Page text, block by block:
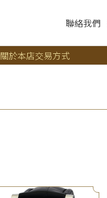
聯絡我們
關於本店交易方式